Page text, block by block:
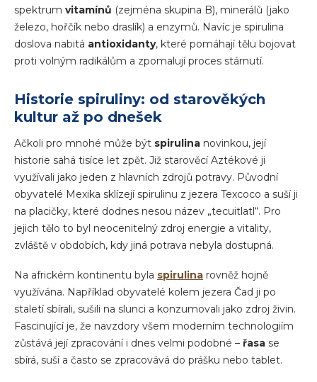
spektrum vitamínů (zejména skupina B), minerálů (jako
železo, hořčík nebo draslík) a enzymů. Navíc je spirulina
doslova nabitá antioxidanty, které pomáhají tělu bojovat
proti volným radikálům a zpomalují proces stárnutí.
Historie spiruliny: od starověkých
kultur až po dnešek
Ačkoli pro mnohé může být spirulina novinkou, její
historie sahá tisíce let zpět. Již starověcí Aztékové ji
využívali jako jeden z hlavních zdrojů potravy. Původní
obyvatelé Mexika sklízejí spirulinu z jezera Texcoco a suší ji
na placičky, které dodnes nesou název „tecuitlatl“. Pro
jejich tělo to byl neocenitelný zdroj energie a vitality,
zvláště v obdobích, kdy jiná potrava nebyla dostupná.
Na africkém kontinentu byla spirulina rovněž hojně
využívána. Například obyvatelé kolem jezera Čad ji po
staletí sbírali, sušili na slunci a konzumovali jako zdroj živin.
Fascinující je, že navzdory všem moderním technologiím
zůstává její zpracování i dnes velmi podobné – řasa se
sbírá, suší a často se zpracovává do prášku nebo tablet.